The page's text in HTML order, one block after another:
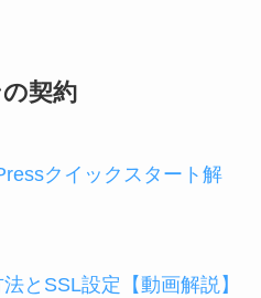
契約
クイックスタート解
とSSL設定【動画解説】